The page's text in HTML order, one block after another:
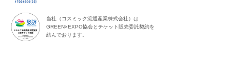
当社（コスミック流通産業株式会社）は
GREEN×EXPO協会とチケット販売委託契約を
結んでおります。